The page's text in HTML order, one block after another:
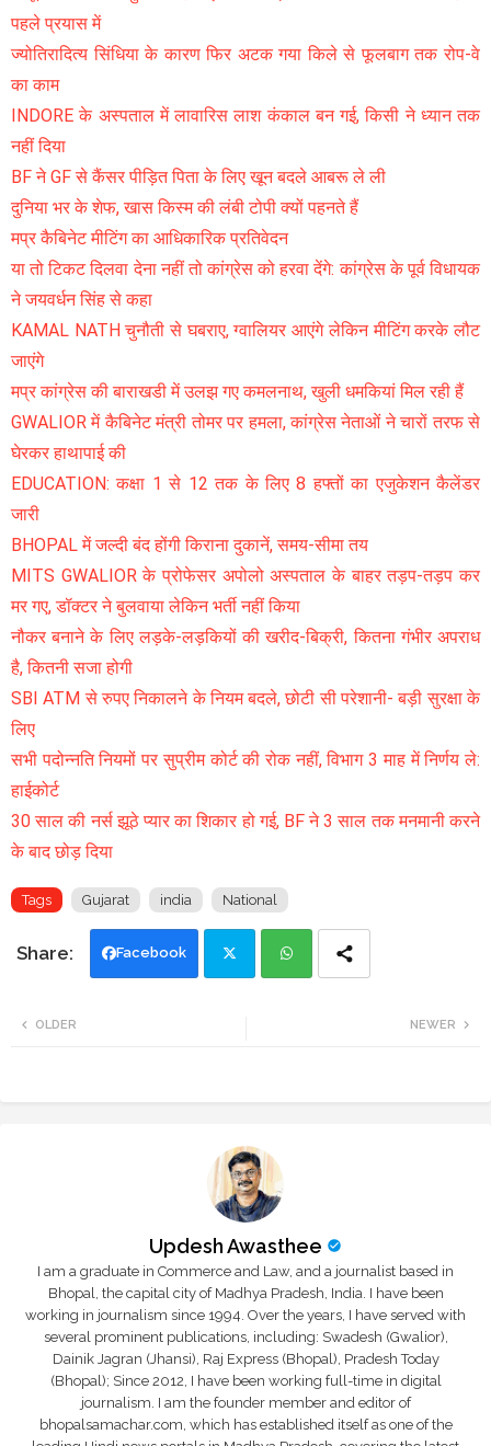
पहले प्रयास में
ज्योतिरादित्य सिंधिया के कारण फिर अटक गया किले से फूलबाग तक रोप-वे
का काम
INDORE के अस्पताल में लावारिस लाश कंकाल बन गई, किसी ने ध्यान तक
नहीं दिया
BF ने GF से कैंसर पीड़ित पिता के लिए खून बदले आबरू ले ली
दुनिया भर के शेफ, खास किस्म की लंबी टोपी क्यों पहनते हैं
मप्र कैबिनेट मीटिंग का आधिकारिक प्रतिवेदन
या तो टिकट दिलवा देना नहीं तो कांग्रेस को हरवा देंगे: कांग्रेस के पूर्व विधायक
ने जयवर्धन सिंह से कहा
KAMAL NATH चुनौती से घबराए, ग्वालियर आएंगे लेकिन मीटिंग करके लौट
जाएंगे
मप्र कांग्रेस की बाराखडी में उलझ गए कमलनाथ, खुली धमकियां मिल रही हैं
GWALIOR में कैबिनेट मंत्री तोमर पर हमला, कांग्रेस नेताओं ने चारों तरफ से
घेरकर हाथापाई की
EDUCATION: कक्षा 1 से 12 तक के लिए 8 हफ्तों का एजुकेशन कैलेंडर
जारी
BHOPAL में जल्दी बंद होंगी किराना दुकानें, समय-सीमा तय
MITS GWALIOR के प्रोफेसर अपोलो अस्पताल के बाहर तड़प-तड़प कर
मर गए, डॉक्टर ने बुलवाया लेकिन भर्ती नहीं किया
नौकर बनाने के लिए लड़के-लड़कियों की खरीद-बिक्री, कितना गंभीर अपराध
है, कितनी सजा होगी
SBI ATM से रुपए निकालने के नियम बदले, छोटी सी परेशानी- बड़ी सुरक्षा के
लिए
सभी पदोन्नति नियमों पर सुप्रीम कोर्ट की रोक नहीं, विभाग 3 माह में निर्णय ले:
हाईकोर्ट
30 साल की नर्स झूठे प्यार का शिकार हो गई, BF ने 3 साल तक मनमानी करने
के बाद छोड़ दिया
Tags Gujarat india National
Facebook
NEWER
OLDER
Updesh Awasthee
I am a graduate in Commerce and Law, and a journalist based in
Bhopal, the capital city of Madhya Pradesh, India. I have been
working in journalism since 1994. Over the years, I have served with
several prominent publications, including: Swadesh (Gwalior),
Dainik Jagran (Jhansi), Raj Express (Bhopal), Pradesh Today
(Bhopal); Since 2012, I have been working full-time in digital
journalism. I am the founder member and editor of
bhopalsamachar.com, which has established itself as one of the